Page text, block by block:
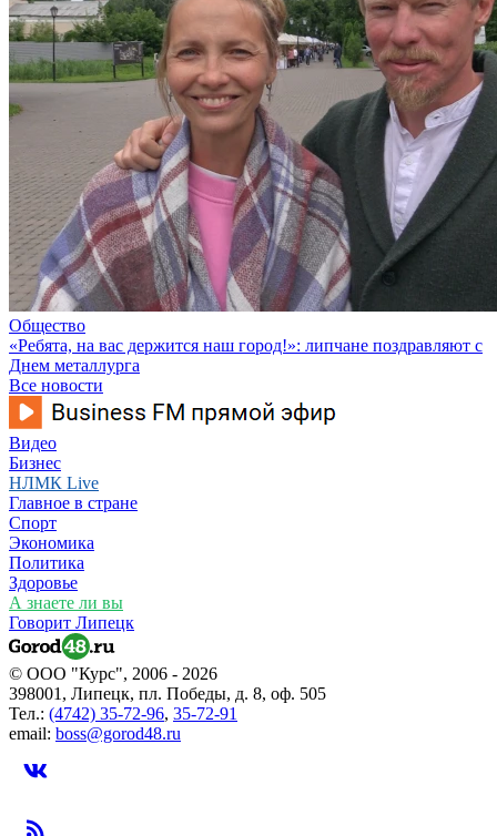
Общество
«Ребята, на вас держится наш город!»: липчане поздравляют с
Днем металлурга
Все новости
Видео
Бизнес
НЛМК Live
Главное в стране
Спорт
Экономика
Политика
Здоровье
А знаете ли вы
Говорит Липецк
© ООО "Курс", 2006 - 2026
398001, Липецк, пл. Победы, д. 8, оф. 505
Тел.: (4742) 35-72-96, 35-72-91
email: boss@gorod48.ru